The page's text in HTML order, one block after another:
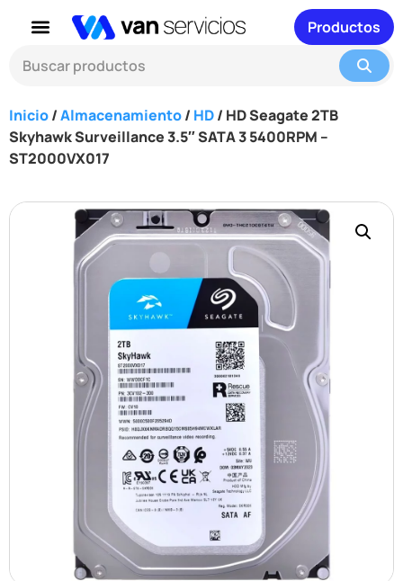
Productos
Inicio/Almacenamiento/ HD/ HD Seagate 2TB
Skyhawk Surveillance 3.5″ SATA 3 5400RPM –
ST2000VX017